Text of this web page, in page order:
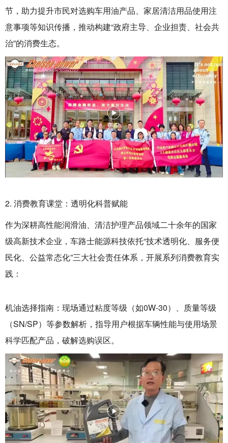
节，助力提升市民对选购车用油产品、家居清洁用品使用注
意事项等知识传播，推动构建“政府主导、企业担责、社会共
治”的消费生态‌。
2. 消费教育课堂：透明化科普赋能‌
作为深耕高性能润滑油、清洁护理产品领域二十余年的‌国家
级高新技术企业‌，车路士能源科技依托‌“技术透明化、服务便
民化、公益常态化”‌三大社会责任体系，开展系列消费教育实
践：
机油选择指南‌：现场通过‌粘度等级（如0W-30）‌、‌质量等级
（SN/SP）‌等参数解析，指导用户根据车辆性能与使用场景
科学匹配产品，破解选购误区。